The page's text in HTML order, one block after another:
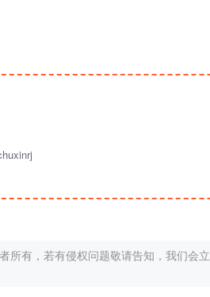
所有，若有侵权问题敬请告知，我们会立